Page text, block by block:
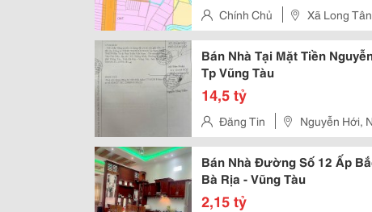
Chính Chủ Xã Long
Bán Nhà Tại Mặt Tiền
Tp Vũng Tàu
14,5 tỷ
Đăng Tin Nguyễn Hới,
Bán Nhà Đường Số 12 Ấp
Bà Rịa - Vũng Tàu
2,15 tỷ